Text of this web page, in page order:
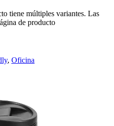
tiene múltiples variantes. Las
de producto
, Oficina